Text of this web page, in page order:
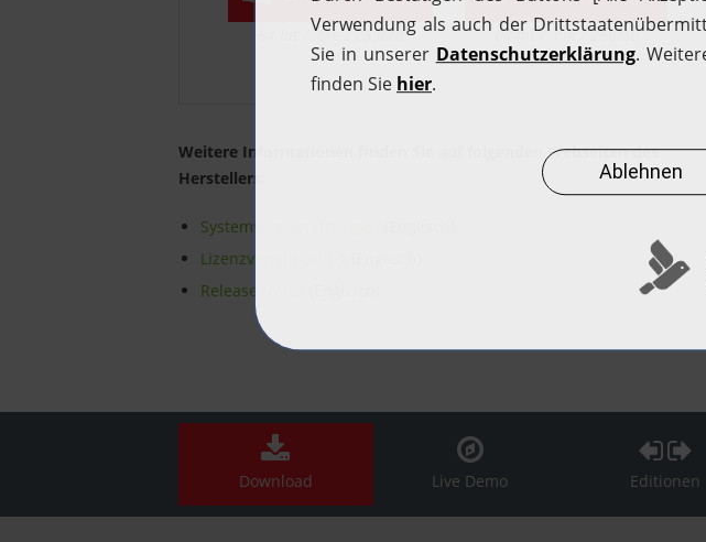
64-bit / .exe / 253MB 64-bit / .bin / 260MB
Weitere Informationen finden Sie auf folgenden Webseiten des
Herstellers:
Systemvoraussetzungen
Lizenzvereinbarung
Release Notes
Download Live Demo Editionen